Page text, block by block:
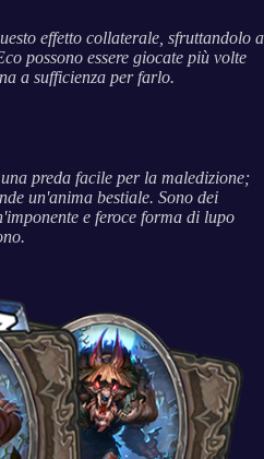
effetto collaterale, sfruttandolo a
possono essere giocate più volte
a sufficienza per farlo.
preda facile per la maledizione;
un'anima bestiale. Sono dei
e feroce forma di lupo